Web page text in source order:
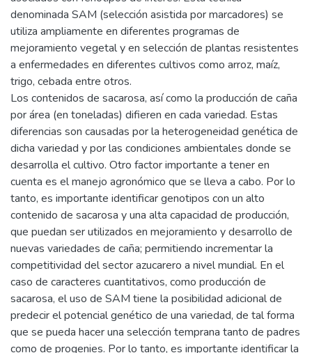
denominada SAM (selección asistida por marcadores) se
utiliza ampliamente en diferentes programas de
mejoramiento vegetal y en selección de plantas resistentes
a enfermedades en diferentes cultivos como arroz, maíz,
trigo, cebada entre otros.
Los contenidos de sacarosa, así como la producción de caña
por área (en toneladas) difieren en cada variedad. Estas
diferencias son causadas por la heterogeneidad genética de
dicha variedad y por las condiciones ambientales donde se
desarrolla el cultivo. Otro factor importante a tener en
cuenta es el manejo agronómico que se lleva a cabo. Por lo
tanto, es importante identificar genotipos con un alto
contenido de sacarosa y una alta capacidad de producción,
que puedan ser utilizados en mejoramiento y desarrollo de
nuevas variedades de caña; permitiendo incrementar la
competitividad del sector azucarero a nivel mundial. En el
caso de caracteres cuantitativos, como producción de
sacarosa, el uso de SAM tiene la posibilidad adicional de
predecir el potencial genético de una variedad, de tal forma
que se pueda hacer una selección temprana tanto de padres
como de progenies. Por lo tanto, es importante identificar la